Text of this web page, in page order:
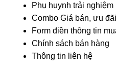
Phụ huynh trải
Combo Giá bán, ưu
Form điền thông tin
Chính sách bán hàng
Thông tin liên hệ